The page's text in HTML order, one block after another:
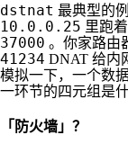
dstnat 最典型的
10.0.0.25 里跑
37000 。你家路由
41234 DNAT 给内
模拟一下，一个数
一环节的四元组是什
「防火墙」？